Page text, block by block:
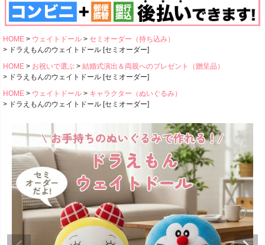
HOME ウェイトドール
セミオーダー（持ち込み）
ドラえもんのウェイトドール [セミオーダー]
HOME
お祝いで選ぶ
結婚式演出＆両親へのプレゼント（贈呈品）
ドラえもんのウェイトドール [セミオーダー]
HOME
ウェイトドール
キャラクター（ぬいぐるみ）
ドラえもんのウェイトドール [セミオーダー]